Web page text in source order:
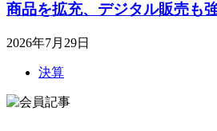
商品を拡充、デジタル販売も
2026年7月29日
決算